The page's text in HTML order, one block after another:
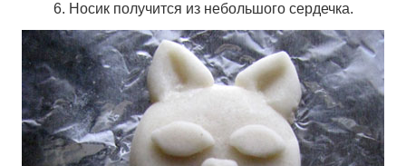
6. Носик получится из небольшого сердечка.